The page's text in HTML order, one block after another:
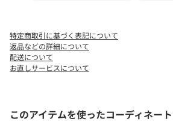
特定商取引に基づく表記について
返品などの詳細について
配送について
お直しサービスについて
このアイテムを使ったコーディネート